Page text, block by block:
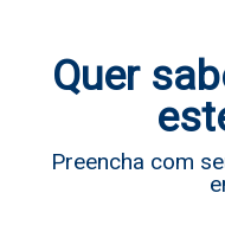
Quer
Preencha com